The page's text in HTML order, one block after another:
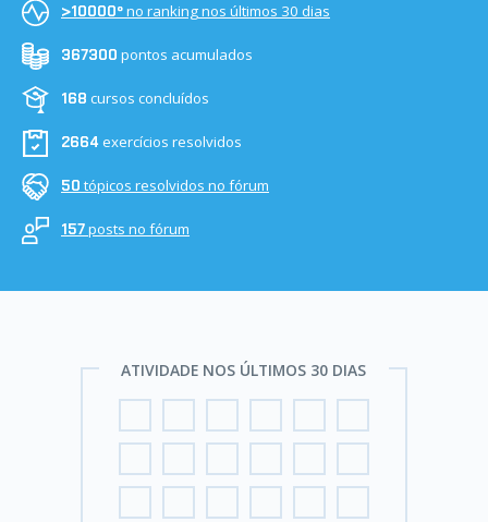
>10000ºno ranking nos últimos 30 dias
367300 pontos acumulados
168 cursos concluídos
2664exercícios resolvidos
50 tópicos resolvidos no fórum
157posts no fórum
ATIVIDADE NOS ÚLTIMOS 30 DIAS